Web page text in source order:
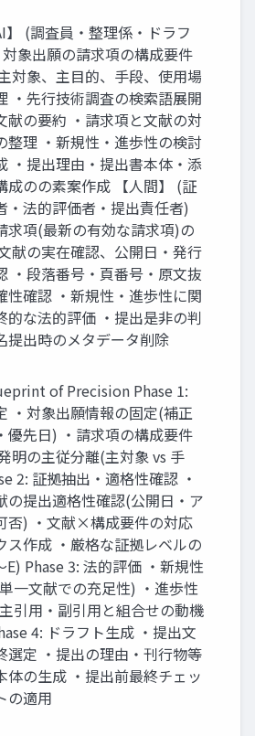
】 (調査員・整理係・ドラフ
象出願の請求項の構成要件
対象、主目的、手段、使用場
・先行技術調査の検索語展開
献の要約 ・請求項と文献の対
整理 ・新規性・進歩性の検討
・提出理由・提出書本体・添
成のの素案作成 【人間】 (証
・法的評価者・提出責任者)
求項(最新の有効な請求項)の
献の実在確認、公開日・発行
・段落番号・頁番号・原文抜
性確認 ・新規性・進歩性に関
的な法的評価 ・提出是非の判
提出時のメタデータ削除
of Precision Phase 1:
・対象出願情報の固定(補正
優先日) ・請求項の構成要件
明の主従分離(主対象 vs 手
2: 証拠抽出・適格性確認 ・
の提出適格性確認(公開日・ア
否) ・文献×構成要件の対応
ス作成 ・厳格な証拠レベルの
E) Phase 3: 法的評価 ・新規性
一文献での充足性) ・進歩性
引用・副引用と組合せの動機
4: ドラフト生成 ・提出文
選定 ・提出の理由・刊行物等
体の生成 ・提出前最終チェッ
の適用